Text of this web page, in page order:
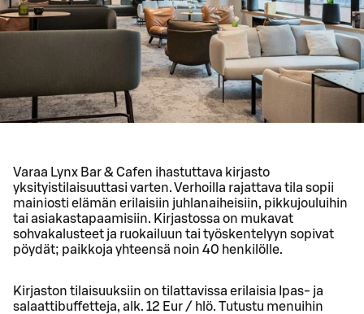
Varaa Lynx Bar & Cafen ihastuttava kirjasto
yksityistilaisuuttasi varten. Verhoilla rajattava tila sopii
mainiosti elämän erilaisiin juhlanaiheisiin, pikkujouluihin
tai asiakastapaamisiin. Kirjastossa on mukavat
sohvakalusteet ja ruokailuun tai työskentelyyn sopivat
pöydät; paikkoja yhteensä noin 40 henkilölle.
Kirjaston tilaisuuksiin on tilattavissa erilaisia Ipas- ja
salaattibuffetteja, alk. 12 Eur / hlö. Tutustu menuihin